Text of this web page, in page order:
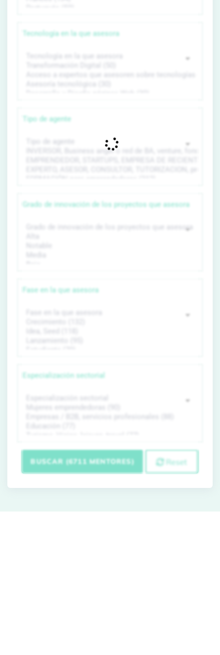
Tecnología en la que asesora
Tipo de agente
Grado de innovación de los proyectos que asesora
Fase en la que asesora
Especialización sectorial
BUSCAR (6711 MENTORES) Reset